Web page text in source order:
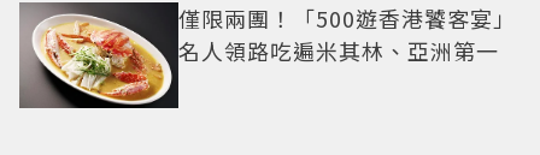
僅限兩團！「500遊香港饕客宴」
名人領路吃遍米其林、亞洲第一